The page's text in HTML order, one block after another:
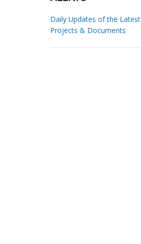
Daily Updates of the Latest
Projects & Documents